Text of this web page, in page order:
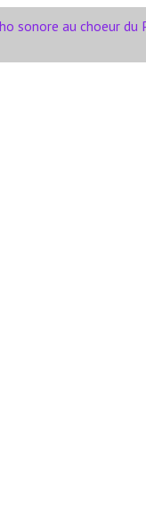
sonore au choeur du